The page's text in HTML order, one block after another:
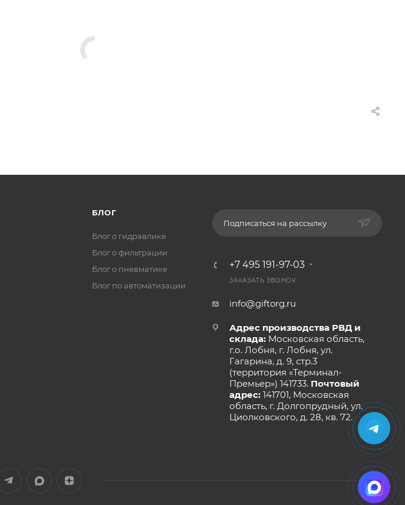
БЛОГ
Блог о гидравлике
Блог о фильтрации
Блог о пневматике
Блог по автоматизации
Подписаться на рассылку
+7 495 191-97-03
ЗАКАЗАТЬ ЗВОНОК
info@giftorg.ru
Адрес производства РВД и
склада:Московская область,
г.о. Лобня, г. Лобня, ул.
Гагарина, д. 9, стр.3
(территория «Терминал-
Премьер») 141733. Почтовый
адрес:141701, Московская
область, г. Долгопрудный, ул.
Циолковского, д. 28, кв. 72.